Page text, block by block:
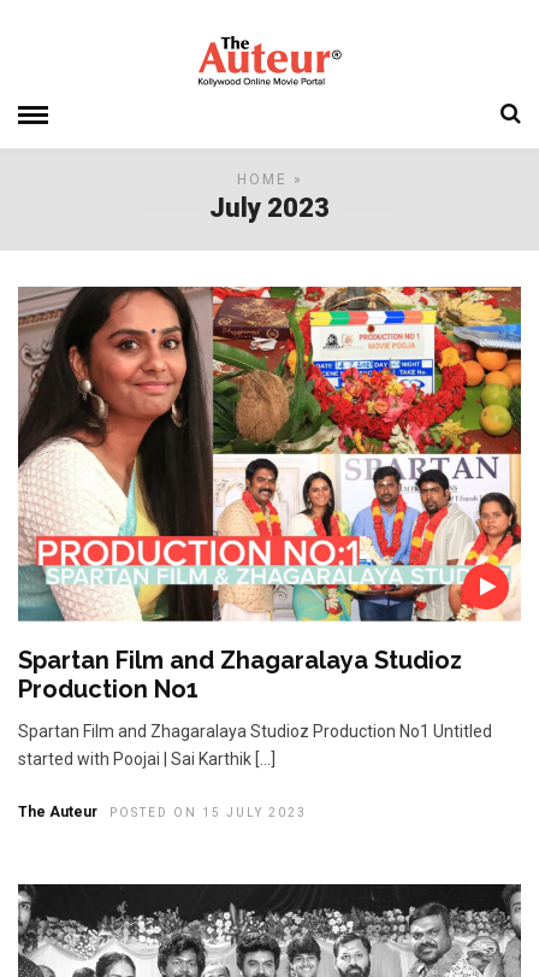
HOME »
July 2023
Spartan Film and Zhagaralaya Studioz
Production No1
Spartan Film and Zhagaralaya Studioz Production No1 Untitled
started with Poojai | Sai Karthik […]
The Auteur POSTED ON 15 JULY 2023